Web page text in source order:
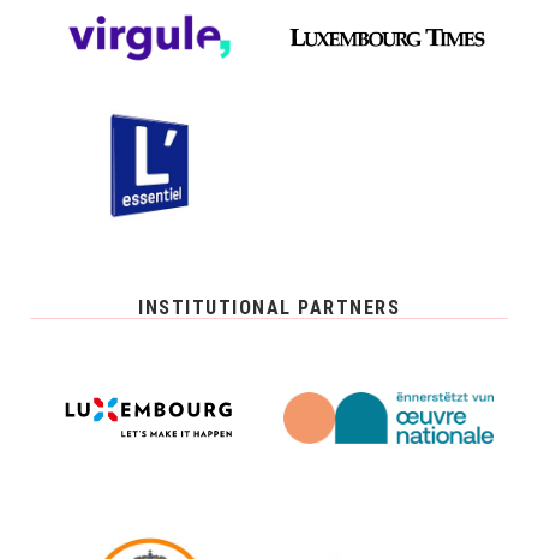
INSTITUTIONAL PARTNERS